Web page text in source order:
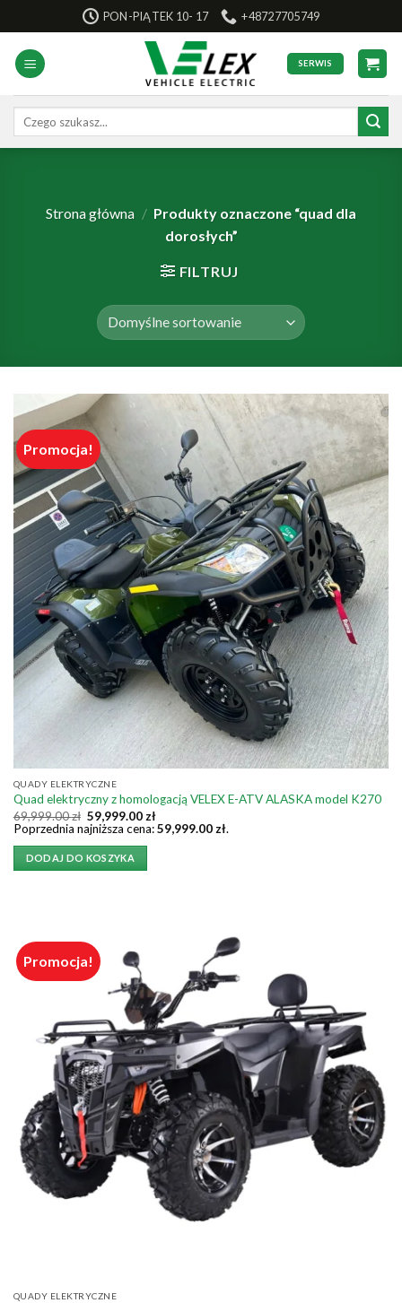
to
content
PON-PIĄTEK 10- 17 +48727705749
SERWIS
Strona główna / Produkty oznaczone “quad dla
dorosłych”
FILTRUJ
Promocja!
QUADY ELEKTRYCZNE
Quad elektryczny z homologacją VELEX E-ATV ALASKA model K270
69,999.00zł Pierwotna
cena
wynosiła:
69,999.00 zł.
59,999.00 złAktualna
cena
wynosi:
Poprzednia najniższa cena:59,999.00 zł.
DODAJ DO KOSZYKA
Promocja!
QUADY ELEKTRYCZNE